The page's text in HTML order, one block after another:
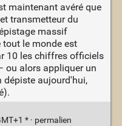
maintenant avéré que
transmetteur du
massif
tout le monde est
10 les chiffres officiels
ou alors appliquer un
dépiste aujourd'hui,
* · permalien